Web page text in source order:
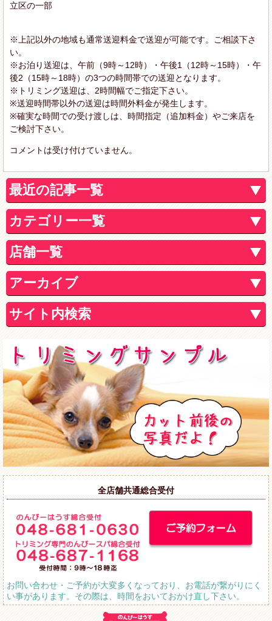
立区の一部
※上記以外の地域も通常送迎料金で送迎が可能です。ご相談下さ
い。
※お泊り送迎は、午前（9時～12時）・午後1（12時～15時）・午
後2（15時～18時）の3つの時間帯での送迎となります。
※トリミング送迎は、2時間幅でご指定下さい。
※送迎時間帯以外の送迎は時間外料金が発生します。
※確実な時間での受け渡しは、時間指定（追加料金）やご来店を
ご検討下さい。
コメントは受け付けていません。
最近の記事一覧
カテゴリー一覧
店舗一覧
アーカイブ
サイト内検索
全店舗共通総合受付
お問い合わせ・ご予約が大変多くなっており、お電話が繋がりにく
い事があります。その際は、時間をおいておかけ直し下さい。